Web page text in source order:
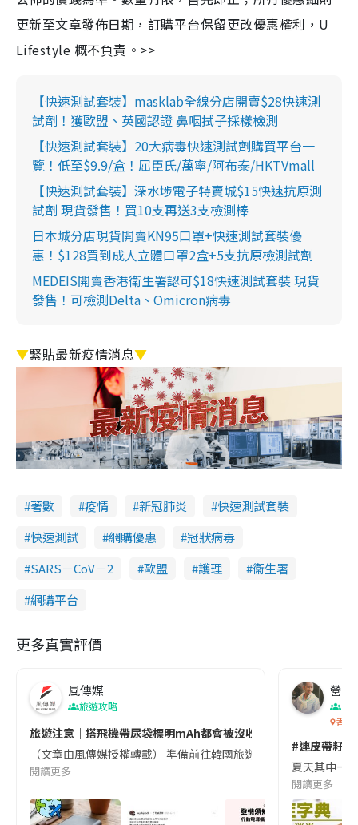
更新至文章發佈日期，訂購平台保留更改優惠權利，U
Lifestyle 概不負責。>>
【快速測試套裝】masklab全線分店開賣$28快速測
試劑！獲歐盟、英國認證 鼻咽拭子採樣檢測
【快速測試套裝】20大病毒快速測試劑購買平台一
覽！低至$9.9/盒！屈臣氏/萬寧/阿布泰/HKTVmall
【快速測試套裝】深水埗電子特賣城$15快速抗原測
試劑 現貨發售！買10支再送3支檢測棒
日本城分店現貨開賣KN95口罩+快速測試套裝優
惠！$128買到成人立體口罩2盒+5支抗原檢測試劑
MEDEIS開賣香港衛生署認可$18快速測試套裝 現貨
發售！可檢測Delta、Omicron病毒
▼緊貼最新疫情消息▼
著數 疫情 新冠肺炎
快速測試套裝
快速測試
網購優惠
冠狀病毒
SARS－CoV－2
歐盟 護理
衞生署
網購平台
更多真實評價
風傳媒
旅遊攻略
旅遊注意｜搭飛機帶尿袋標明mAh都會被沒收😱出發前切記檢查
（文章由風傳媒授權轉載） 準備前往韓國旅遊的民眾，近期要
閱讀更多
營養
香港
#連皮帶籽
夏天其中一
閱讀更多